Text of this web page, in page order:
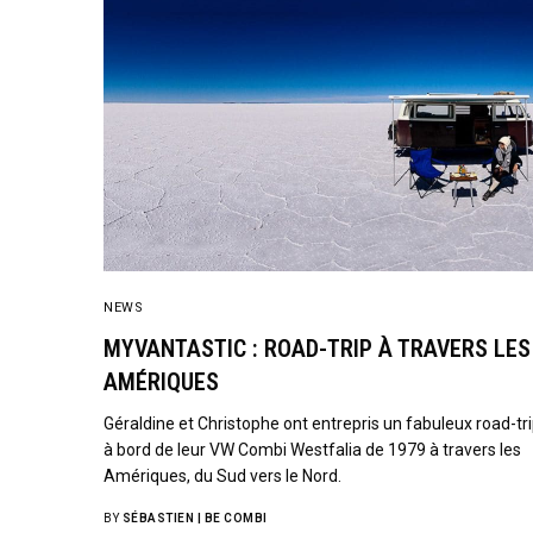
NEWS
MYVANTASTIC : ROAD-TRIP À TRAVERS LES
AMÉRIQUES
Géraldine et Christophe ont entrepris un fabuleux road-
à bord de leur VW Combi Westfalia de 1979 à travers les
Amériques, du Sud vers le Nord.
BY SÉBASTIEN | BE COMBI